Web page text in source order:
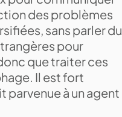
des problèmes
sans parler du
pour
que traiter ces
Il est fort
parvenue à un agent